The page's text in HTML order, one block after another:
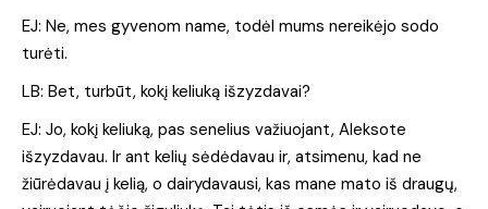
EJ: Ne, mes gyvenom name, todėl mums nereikėjo sodo
turėti.
LB: Bet, turbūt, kokį keliuką išzyzdavai?
EJ: Jo, kokį keliuką, pas senelius važiuojant, Aleksote
išzyzdavau. Ir ant kelių sėdėdavau ir, atsimenu, kad ne
žiūrėdavau į kelią, o dairydavausi, kas mane mato iš draugų,